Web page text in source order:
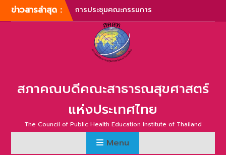
Skip
to
ข่าวสารล่าสุด :
การประชุมคณะกรรมการ
บริหารสภาคณบดีคณะ
สาธารณสุขศาสตร์แห่ง
ประเทศไทย ครั้งที่ 1/2567
การประชุมสามัญประจำปี
สภาคณบดีคณะสาธารณสุข
ที่ 1/2567
สามัญประจำปี สภาคณบดี
คณะสาธารณสุขศาสตร์แห่ง
ประเทศไทย ครั้งที่ 1/2566
การประชุมสามัญประจำปี
สภาคณบดีคณะสาธารณสุขศาสตร์
แห่งประเทศไทย
The Council of Public Health Education Institute of Thailand
Menu